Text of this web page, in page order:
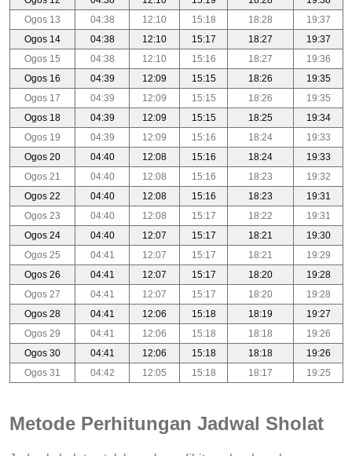
Ogos 13
04:38 12:10 15:18 18:28
19:37
Ogos 14
04:38 12:10 15:17 18:27
19:37
Ogos 15
04:38 12:10 15:16 18:27
19:36
Ogos 16
04:39 12:09 15:15 18:26
19:35
Ogos 17
04:39 12:09 15:15 18:26
19:35
Ogos 18
04:39 12:09 15:15 18:25
19:34
Ogos 19
04:39 12:09 15:16 18:24
19:33
Ogos 20
04:40 12:08 15:16 18:24
19:33
Ogos 21
04:40 12:08 15:16 18:23
19:32
Ogos 22
04:40 12:08 15:16 18:23
19:31
Ogos 23
04:40 12:08 15:17 18:22
19:31
Ogos 24
04:40 12:07 15:17 18:21
19:30
Ogos 25
04:41 12:07 15:17 18:21
19:29
Ogos 26
04:41 12:07 15:17 18:20
19:28
Ogos 27
04:41 12:07 15:17 18:20
19:28
Ogos 28
04:41 12:06 15:18 18:19
19:27
Ogos 29
04:41 12:06 15:18 18:18
19:26
Ogos 30
04:41 12:06 15:18 18:18
19:26
Ogos 31
04:42 12:05 15:18 18:17 19:25
Metode Perhitungan Jadwal Sholat